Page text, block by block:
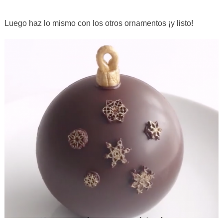
Luego haz lo mismo con los otros ornamentos ¡y listo!